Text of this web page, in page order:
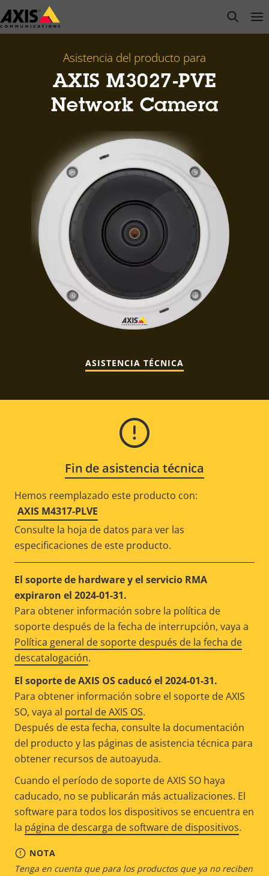
Saltar
al
open
Asistencia del producto para
AXIS M3027-PVE
Network Camera
ASISTENCIA TÉCNICA
Fin de asistencia técnica
Hemos reemplazado este producto con:
AXIS M4317-PLVE
Consulte la hoja de datos para ver las
especificaciones de este producto.
El soporte de hardware y el servicio RMA
expiraron el 2024-01-31.
Para obtener información sobre la política de
soporte después de la fecha de interrupción, vaya a
Política general de soporte después de la fecha de
descatalogación.
El soporte de AXIS OS caducó el 2024-01-31.
Para obtener información sobre el soporte de AXIS
SO, vaya al portal de AXIS OS.
Después de esta fecha, consulte la documentación
del producto y las páginas de asistencia técnica para
obtener recursos de autoayuda.
Cuando el período de soporte de AXIS SO haya
caducado, no se publicarán más actualizaciones. El
software para todos los dispositivos se encuentra en
la página de descarga de software de dispositivos.
NOTA
Tenga en cuenta que para los productos que ya no reciben